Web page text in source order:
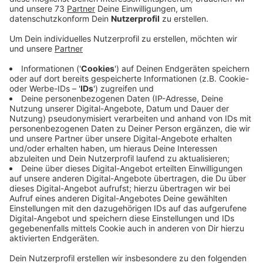
Intensivstationen und den Corona-Isolierstationen
gegen Sars-COV-2 geimpft.
Veröffentlicht:Montag, 18.01.2021 16:21
Anzeige
Heute (18.01.2021) ist offizieller Impfstart an den
Krankenhäusern hier in Nordrhein-Westfalen. Bei uns im
Kreis Borken geht es morgen los, dann treffen die
ersten 1200 Impfdosen beim Klinikum
Westmünsterland ein.
Zuerst werden die Mitarbeiter auf den
Intensivstationen und den Isolierstationen gegen das
Sars-Cov-2-Virus geimpft.An den Standorten Ahaus
und Bocholt werden auch die Mitarbeiter der